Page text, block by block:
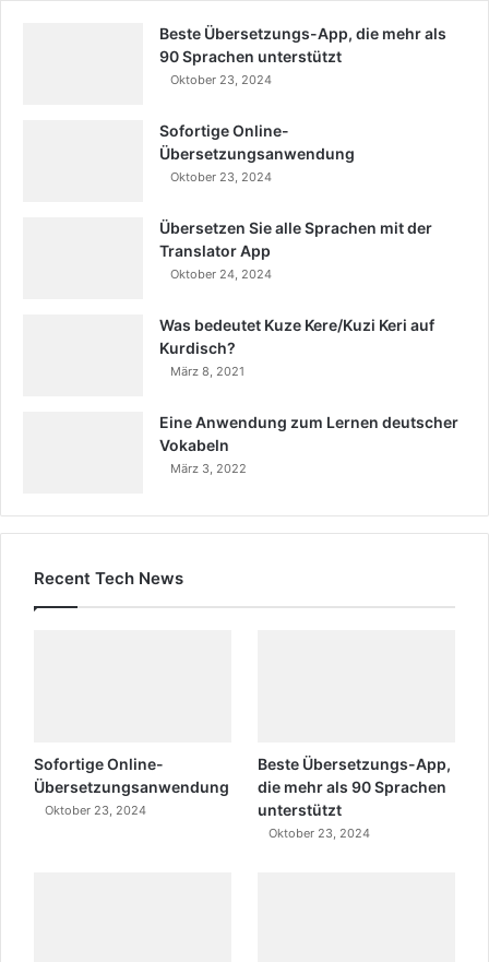
Beste Übersetzungs-App, die mehr als
90 Sprachen unterstützt
Oktober 23, 2024
Sofortige Online-
Übersetzungsanwendung
Oktober 23, 2024
Übersetzen Sie alle Sprachen mit der
Translator App
Oktober 24, 2024
Was bedeutet Kuze Kere/Kuzi Keri auf
Kurdisch?
März 8, 2021
Eine Anwendung zum Lernen deutscher
Vokabeln
März 3, 2022
Recent Tech News
Sofortige Online-
Übersetzungsanwendung
Oktober 23, 2024
Beste Übersetzungs-App,
die mehr als 90 Sprachen
unterstützt
Oktober 23, 2024